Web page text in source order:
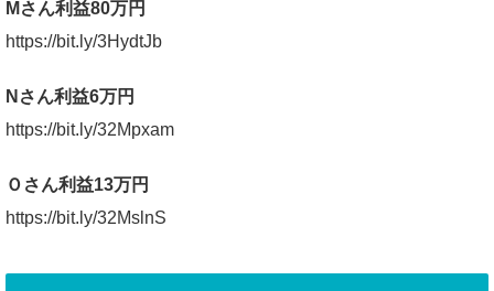
Mさん利益80万円
https://bit.ly/3HydtJb
Nさん利益6万円
https://bit.ly/32Mpxam
Ｏさん利益13万円
https://bit.ly/32MslnS